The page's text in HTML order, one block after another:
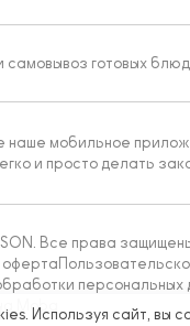
самовывоз готовых
наше мобильное
и просто делать
Все права
оферта
персональных
Moba
Используя сайт, вы